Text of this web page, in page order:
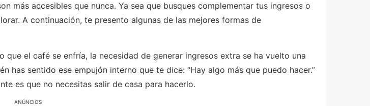
más accesibles que nunca. Ya sea que busques complementar tus ingresos o
A continuación, te presento algunas de las mejores formas de
el café se enfría, la necesidad de generar ingresos extra se ha vuelto una
has sentido ese empujón interno que te dice: “Hay algo más que puedo hacer.”
es que no necesitas salir de casa para hacerlo.
ANÚNCIOS